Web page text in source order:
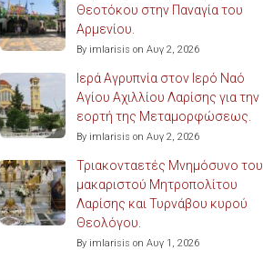
Θεοτόκου στην Παναγία του
Αρμενίου.
By imlarisis on Αυγ 2, 2026
Ιερά Αγρυπνία στον Ιερό Ναό
Αγίου Αχιλλίου Λαρίσης για την
εορτή της Μεταμορφώσεως.
By imlarisis on Αυγ 2, 2026
Τριακονταετές Μνημόσυνο του
μακαριστού Μητροπολίτου
Λαρίσης και Τυρνάβου κυρού
Θεολόγου.
By imlarisis on Αυγ 1, 2026